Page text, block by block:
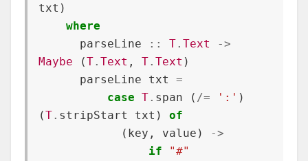
txt )
where
parseLine
:: T.Text
->
Maybe
(T.Text , T.Text )
parseLine
txt
=
case T. span ( /= ':' )
(T. stripStart txt )
of
( key , value )
->
if
"#"